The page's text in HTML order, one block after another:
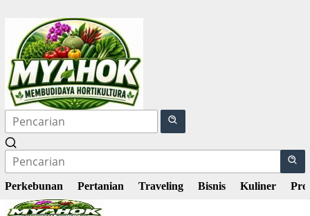
konten
Perkebunan Pertanian Traveling Bisnis Kuliner